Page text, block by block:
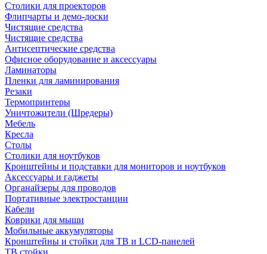
Столики для проекторов
Флипчарты и демо-доски
Чистящие средства
Чистящие средства
Антисептические средства
Офисное оборудование и аксессуары
Ламинаторы
Пленки для ламинирования
Резаки
Термопринтеры
Уничтожители (Шредеры)
Мебель
Кресла
Столы
Столики для ноутбуков
Кронштейны и подставки для мониторов и ноутбуков
Аксессуары и гаджеты
Органайзеры для проводов
Портативные электростанции
Кабели
Коврики для мыши
Мобильные аккумуляторы
Кронштейны и стойки для ТВ и LCD-панелей
ТВ стойки